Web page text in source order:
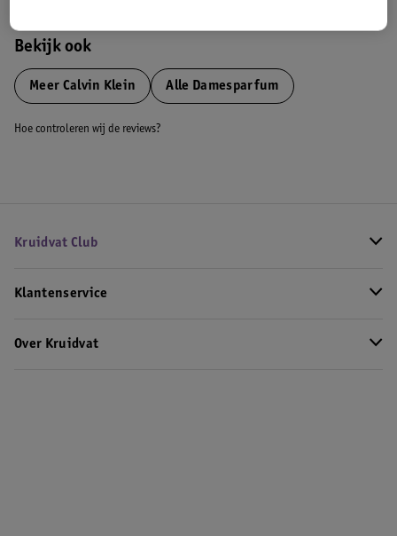
Bekijk ook
Meer Calvin Klein Alle Damesparfum
Hoe controleren wij de reviews?
Kruidvat Club
Klantenservice
Over Kruidvat